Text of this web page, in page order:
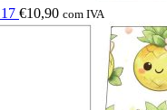
€10,90 com IVA